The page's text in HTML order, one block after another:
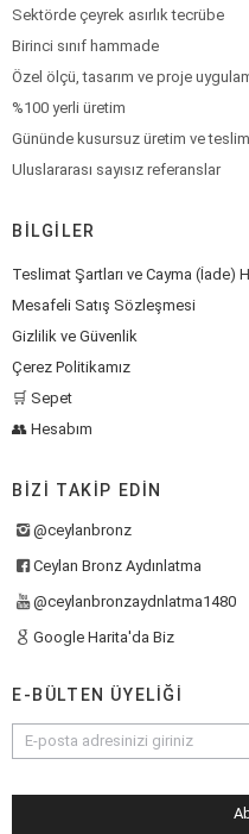
Sektörde çeyrek asırlık tecrübe
Birinci sınıf hammade
Özel ölçü, tasarım ve proje
%100 yerli üretim
Gününde kusursuz üretim ve teslim
Uluslararası sayısız referanslar
BILGILER
Teslimat Şartları ve Cayma (İade)
Mesafeli Satış Sözleşmesi
Gizlilik ve Güvenlik
Çerez Politikamız
🛒 Sepet
👥 Hesabım
BIZI TAKIP EDIN
@ceylanbronz
Ceylan Bronz Aydınlatma
@ceylanbronzaydnlatma1480
Google Harita'da Biz
E-BÜLTEN ÜYELIĞI